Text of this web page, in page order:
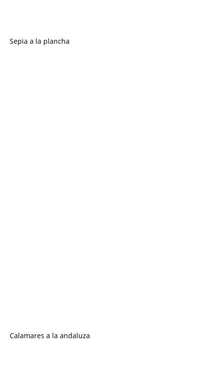
Sepia a la plancha
Calamares a la andaluza